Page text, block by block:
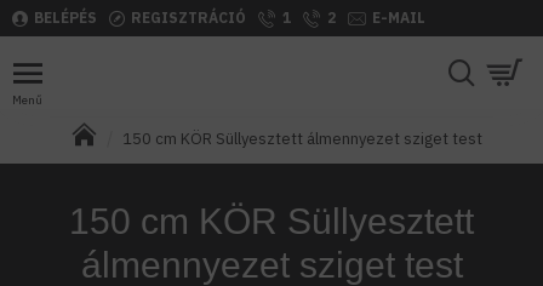
BELÉPÉS REGISZTRÁCIÓ 1 2 E-MAIL
150 cm KÖR Süllyesztett álmennyezet sziget test
150 cm KÖR Süllyesztett
álmennyezet sziget test